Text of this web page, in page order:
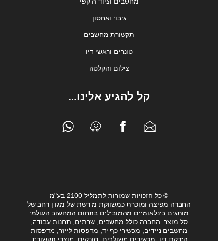
גיבוי ואחסון
תקשורת מחשבים
טונרים וראשי דיו
צילום והקלטה
קל להגיע אלינו...
© כל הזכויות שמורות לתמליל 2100 בע"מ
החברה מפיצה ומוכרת כמשווקת מורשת של מגוון רחב של
מותגים בינלאומיים מהמובילים בתחום המחשוב העולמי
סל מוצרי החברה כולל מחשבים, שרתים, תחנות עבודה,
מחשבים ניידים, מכשירי כף יד, מדפסות לייזר, מדפסות
הזרקת דיו, מכשירים משולבים, סורקים, מוצרי תקשורת,